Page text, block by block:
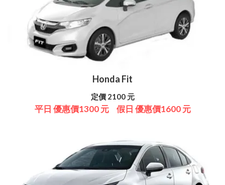
Honda Fit
定價 2100 元
平日 優惠價1300 元 假日 優惠價1600 元